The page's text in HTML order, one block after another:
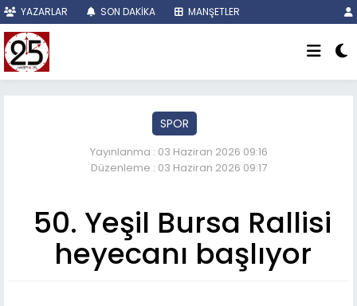
YAZARLAR SON DAKİKA MANŞETLER
SPOR
Yayınlanma : 03 Haziran 2026 09:16
Düzenleme : 03 Haziran 2026 09:17
50. Yeşil Bursa Rallisi
heyecanı başlıyor